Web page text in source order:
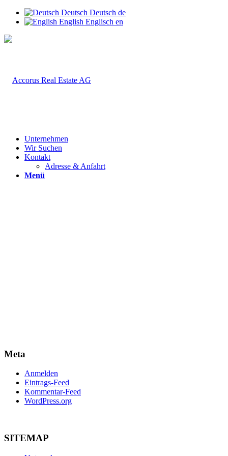
Deutsch Deutsch de
English Englisch en
Unternehmen
Wir Suchen
Kontakt
Adresse & Anfahrt
Menü
Meta
Anmelden
Eintrags-Feed
Kommentar-Feed
WordPress.org
SITEMAP